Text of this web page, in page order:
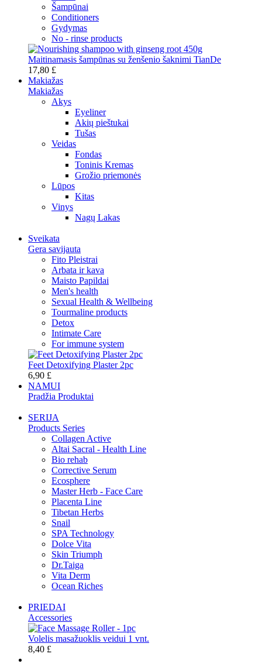
Šampūnai
Conditioners
Gydymas
No - rinse products
Maitinamasis šampūnas su ženšenio šaknimi TianDe
17,80 £
Makiažas
Makiažas
Akys
Eyeliner
Akių pieštukai
Tušas
Veidas
Fondas
Toninis Kremas
Grožio priemonės
Lūpos
Kitas
Vinys
Nagų Lakas
Sveikata
Gera savijauta
Fito Pleistrai
Arbata ir kava
Maisto Papildai
Men's health
Sexual Health & Wellbeing
Tourmaline products
Detox
Intimate Care
For immune system
Feet Detoxifying Plaster 2pc
6,90 £
NAMUI
Pradžia Produktai
SERIJA
Products Series
Collagen Active
Altai Sacral - Health Line
Bio rehab
Corrective Serum
Ecosphere
Master Herb - Face Care
Placenta Line
Tibetan Herbs
Snail
SPA Technology
Dolce Vita
Skin Triumph
Dr.Taiga
Vita Derm
Ocean Riches
PRIEDAI
Accessories
Volelis masažuoklis veidui 1 vnt.
8,40 £